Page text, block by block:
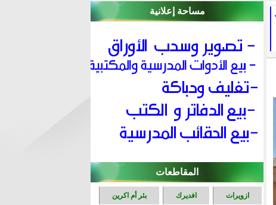
مساحة إعلانية
المقاطعات
ازويرات افديرك بئر أم اكرين